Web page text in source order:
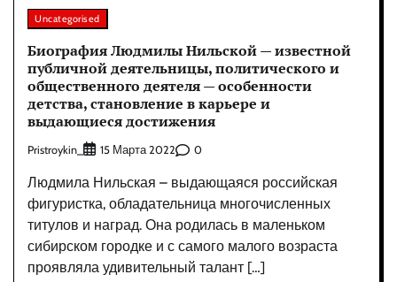
Uncategorised
Биография Людмилы Нильской — известной
публичной деятельницы, политического и
общественного деятеля — особенности
детства, становление в карьере и
выдающиеся достижения
Pristroykin_ 15 Марта 2022 0
Людмила Нильская – выдающаяся российская
фигуристка, обладательница многочисленных
титулов и наград. Она родилась в маленьком
сибирском городке и с самого малого возраста
проявляла удивительный талант […]